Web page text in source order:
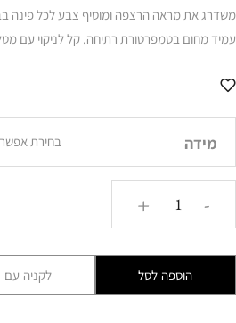
משדרג את מראה הרצפה ומוסיף צבע לכל פינה
עמיד מחום בטמפרטורת רתיחה. קל לניקוי עם
מידה בחירת
-
+
הוספה לסל לקניה עם